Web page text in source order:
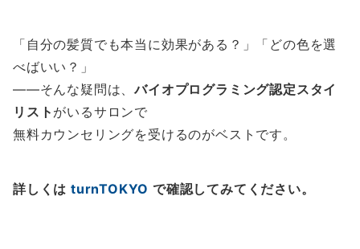
「自分の髪質でも本当に効果がある？」「どの色を選
べばいい？」
――そんな疑問は、バイオプログラミング認定スタイ
リスト がいるサロンで
無料カウンセリングを受けるのがベストです。
詳しくは turnTOKYO で確認してみてください。